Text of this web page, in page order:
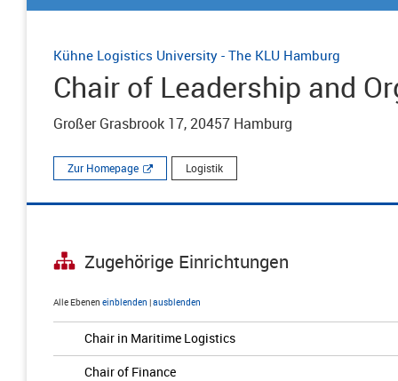
Kühne Logistics University - The KLU Hamburg
Chair of Leadership and
Großer Grasbrook 17, 20457 Hamburg
Zur Homepage Logistik
Zugehörige Einrichtungen
Alle Ebenen einblenden |ausblenden
Chair in Maritime Logistics
Chair of Finance